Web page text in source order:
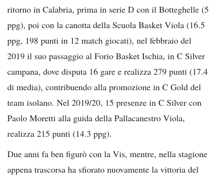
ritorno in Calabria, prima in serie D con il Botteghelle (5
ppg), poi con la canotta della Scuola Basket Viola (16.5
ppg, 198 punti in 12 match giocati), nel febbraio del
2019 il suo passaggio al Forio Basket Ischia, in C Silver
campana, dove disputa 16 gare e realizza 279 punti (17.4
di media), contribuendo alla promozione in C Gold del
team isolano. Nel 2019/20, 15 presenze in C Silver con
Paolo Moretti alla guida della Pallacanestro Viola,
realizza 215 punti (14.3 ppg).
Due anni fa ben figurò con la Vis, mentre, nella stagione
appena trascorsa ha sfiorato nuovamente la vittoria del